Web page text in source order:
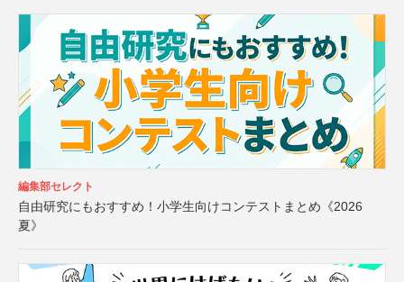
編集部セレクト
自由研究にもおすすめ！小学生向けコンテストまとめ《2026
夏》